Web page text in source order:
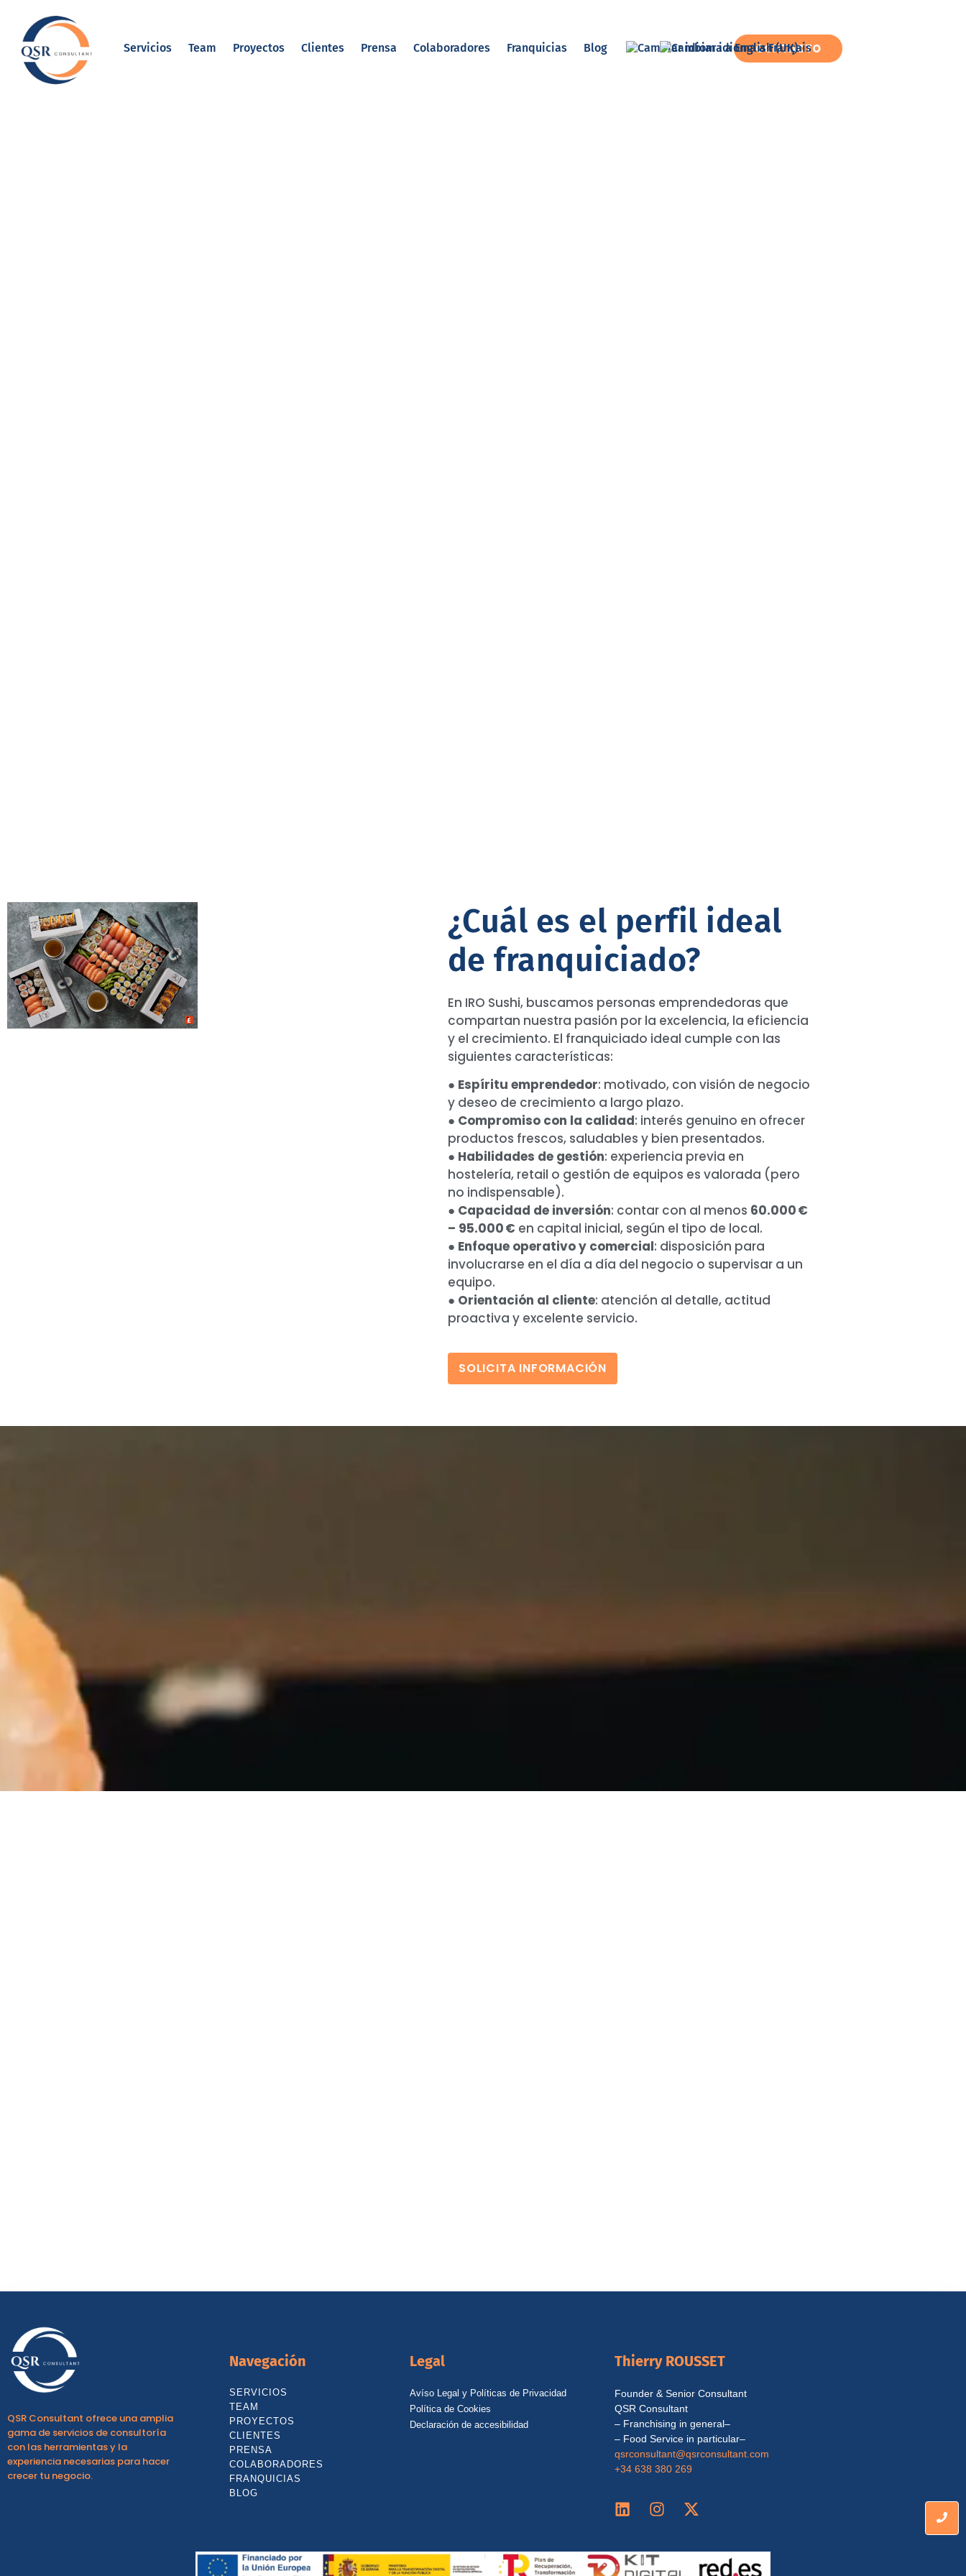
Servicios Team Proyectos Clientes Prensa Colaboradores Franquicias Blog CONTACTO
¿Cuál es el perfil ideal
de franquiciado?
En IRO Sushi, buscamos personas emprendedoras que
compartan nuestra pasión por la excelencia, la eficiencia
y el crecimiento. El franquiciado ideal cumple con las
siguientes características:
● Espíritu emprendedor: motivado, con visión de negocio
y deseo de crecimiento a largo plazo.
● Compromiso con la calidad: interés genuino en ofrecer
productos frescos, saludables y bien presentados.
● Habilidades de gestión: experiencia previa en
hostelería, retail o gestión de equipos es valorada (pero
no indispensable).
● Capacidad de inversión: contar con al menos 60.000 €
– 95.000 € en capital inicial, según el tipo de local.
● Enfoque operativo y comercial: disposición para
involucrarse en el día a día del negocio o supervisar a un
equipo.
● Orientación al cliente: atención al detalle, actitud
proactiva y excelente servicio.
SOLICITA INFORMACIÓN
QSR Consultant ofrece una amplia
gama de servicios de consultoría
con las herramientas y la
experiencia necesarias para hacer
crecer tu negocio.
Navegación
SERVICIOS
TEAM
PROYECTOS
CLIENTES
PRENSA
COLABORADORES
FRANQUICIAS
BLOG
Legal
Avíso Legal y Políticas de Privacidad
Política de Cookies
Declaración de accesibilidad
Thierry ROUSSET
Founder & Senior Consultant
QSR Consultant
– Franchising in general–
– Food Service in particular–
qsrconsultant@qsrconsultant.com
+34 638 380 269